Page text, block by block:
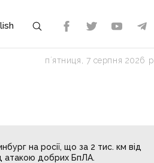
пʼятниця, 7 серпня 2026 р.
на росії, що за 2 тис. км від
атакою добрих БпЛА.